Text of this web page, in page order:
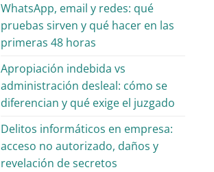
WhatsApp, email y redes: qué
pruebas sirven y qué hacer en las
primeras 48 horas
Apropiación indebida vs
administración desleal: cómo se
diferencian y qué exige el juzgado
Delitos informáticos en empresa:
acceso no autorizado, daños y
revelación de secretos